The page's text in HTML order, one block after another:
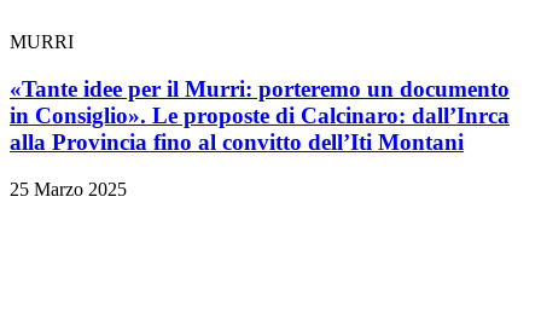
MURRI
«Tante idee per il Murri: porteremo un documento
in Consiglio». Le proposte di Calcinaro: dall’Inrca
alla Provincia fino al convitto dell’Iti Montani
25 Marzo 2025